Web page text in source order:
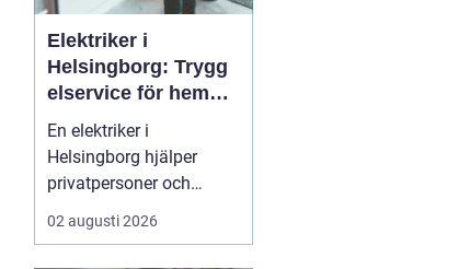
Elektriker i
Helsingborg: Trygg
elservice för hem
och företag
En elektriker i
Helsingborg hjälper
privatpersoner och
företag med trygg, säker
och effektiv elservice.
02 augusti 2026